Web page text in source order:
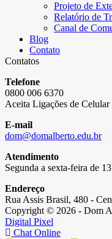
Projeto de
Relatório de
Canal de
Blog
Contato
Contatos
Telefone
0800 006 6370
Aceita Ligações de Celular
E-mail
dom@domalberto.edu.br
Atendimento
Segunda a sexta-feira de
Endereço
Rua Assis Brasil, 480 -
Copyright © 2026 - Dom
Digital Pixel
Chat Online